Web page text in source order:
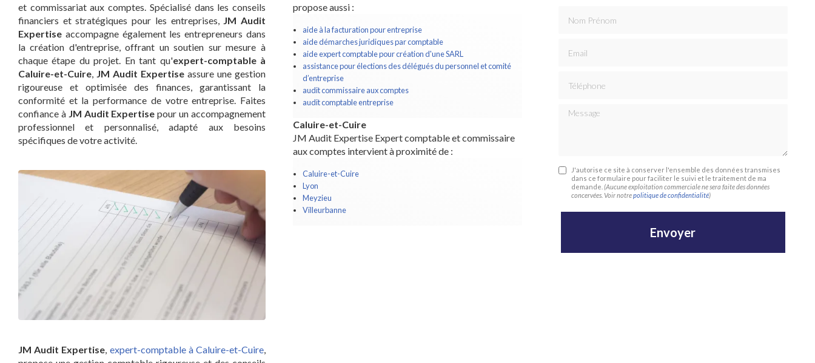
et commissariat aux comptes. Spécialisé dans les conseils
financiers et stratégiques pour les entreprises,
JM Audit
Expertise accompagne également les entrepreneurs dans
la création d'entreprise, offrant un soutien sur mesure à
chaque étape du projet. En tant qu'expert-comptable à
Caluire-et-Cuire JM Audit Expertise assure une gestion
rigoureuse et optimisée des finances, garantissant la
conformité et la performance de votre entreprise. Faites
confiance à JM Audit Expertise pour un accompagnement
professionnel et personnalisé, adapté aux besoins
spécifiques de votre activité.
JM Audit Expertise, expert-comptable à Caluire-et-Cuire,
propose aussi :
aide à la facturation pour entreprise
aide démarches juridiques par comptable
aide expert comptable pour création d'une SARL
assistance pour élections des délégués du personnel et comité
d’entreprise
audit commissaire aux comptes
audit comptable entreprise
Caluire-et-Cuire
JM Audit Expertise Expert comptable et commissaire
aux comptes intervient à proximité de :
Caluire-et-Cuire
Lyon
Meyzieu
Villeurbanne
Message
J'autorise ce site à conserver l'ensemble des données transmises
dans ce formulaire pour faciliter le suivi et le traitement de ma
demande. (Aucune exploitation commerciale ne sera faite des données
concervées. Voir notrepolitique de confidentialité)